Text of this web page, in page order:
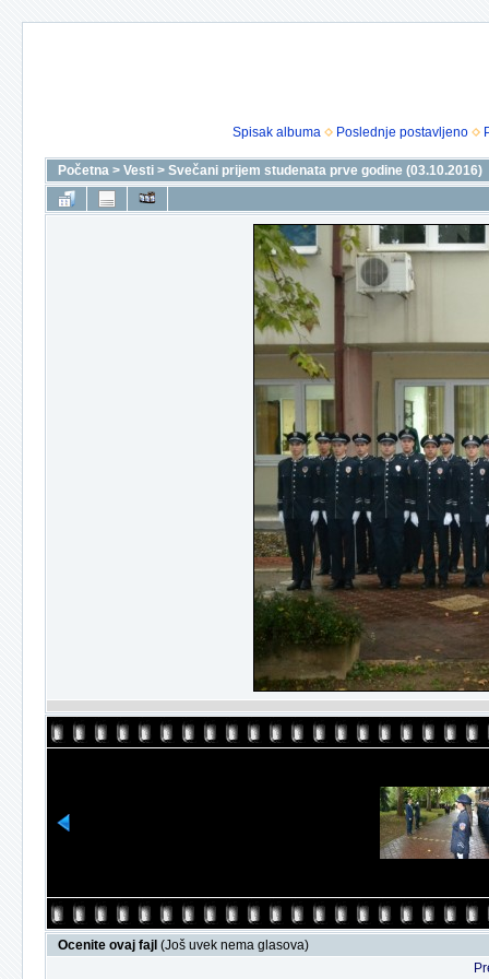
Spisak albuma Poslednje postavljeno
Početna > Vesti > Svečani prijem studenata prve godine (03.10.2016)
Ocenite ovaj fajl (Još uvek nema glasova)